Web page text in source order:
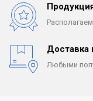
Доставка
Любыми